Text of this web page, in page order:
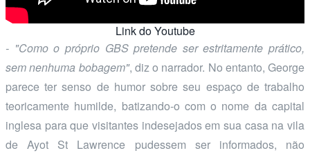
Link do Youtube
- "Como o próprio GBS pretende ser estritamente prático,
sem nenhuma bobagem", diz o narrador. No entanto, George
parece ter senso de humor sobre seu espaço de trabalho
teoricamente humilde, batizando-o com o nome da capital
inglesa para que visitantes indesejados em sua casa na vila
de Ayot St Lawrence pudessem ser informados, não